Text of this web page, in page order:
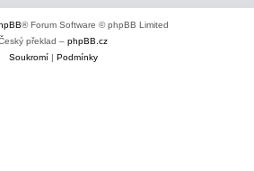
® Forum Software © phpBB Limited
překlad – phpBB.cz
Soukromí| Podmínky